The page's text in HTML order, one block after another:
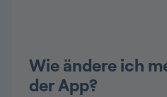
Wie ändere ich
der App?